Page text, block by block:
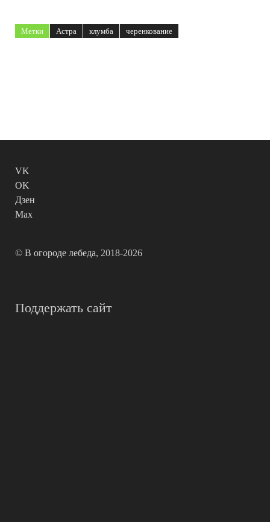
Метки Астра клумба черенкование
VK
OK
Дзен
Max
© В огороде лебеда, 2018-2026
Поддержать сайт